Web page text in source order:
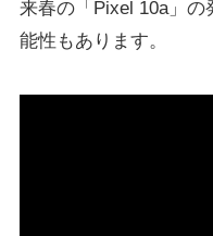
来春の「Pixel 10a」
能性もあります。